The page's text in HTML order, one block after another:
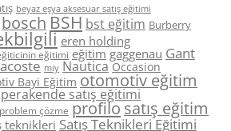
beyaz eşya aksesuar satış eğitimi
boschBSH bst eğitim Burberry
eren holding
eğitimi eğitim gaggenau Gant
miy Nautica Occasion
Bayi Eğitim otomotiv eğitim
perakende satış eğitimi
problem çözme profilo satış eğitim
teknikleri Satış Teknikleri Eğitimi